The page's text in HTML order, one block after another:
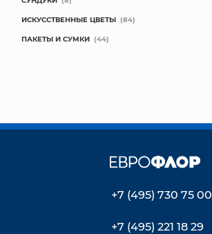
ИСКУССТВЕННЫЕ ЦВЕТЫ (84)
ПАКЕТЫ И СУМКИ (44)
+7 (495) 730 75 00
+7 (495) 221 18 29